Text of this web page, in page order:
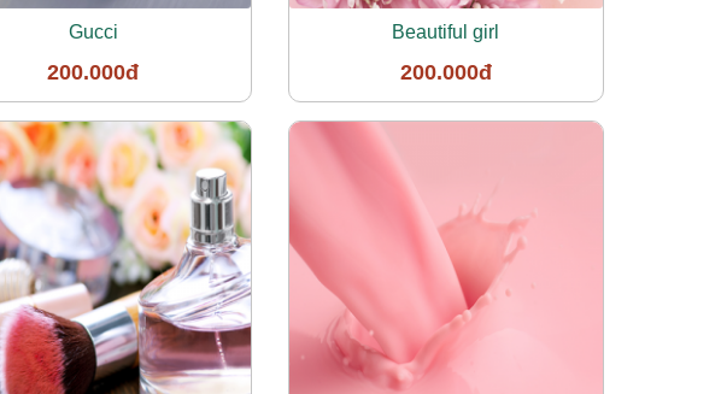
Gucci
200.000đ
Beautiful girl
200.000đ